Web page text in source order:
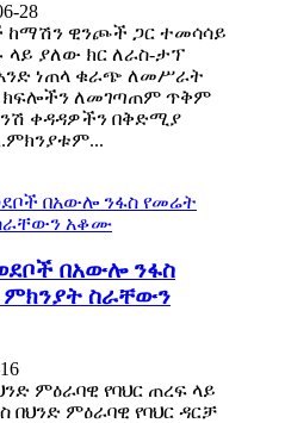
28
ከማሽን ዊንጮች ጋር ተመሳሳይ
ላይ ያለው ክር ለራስ-ታፕ
ነጠላ ቁራጭ ለመሥራት
ክፍሎችን ለመገጣጠም ጥቅም
ቀዳዳዎችን በቅድሚያ
በአውሎ ንፋስ
ስራቸውን
ምዕራባዊ የባህር ጠረፍ ላይ
በህንድ ምዕራባዊ የባህር ዳርቻ